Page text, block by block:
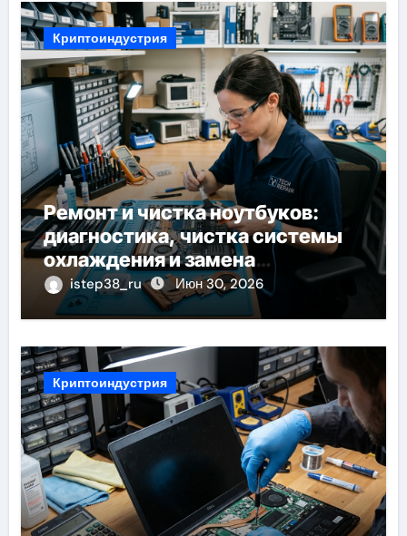
Криптоиндустрия
Ремонт и чистка ноутбуков:
диагностика, чистка системы
охлаждения и замена
компонентов
istep38_ru Июн 30, 2026
Криптоиндустрия